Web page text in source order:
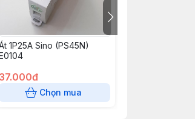
1P25A Sino (PS45N)
37.000đ
Chọn mua